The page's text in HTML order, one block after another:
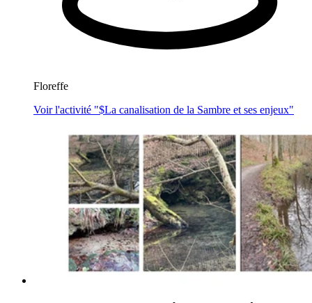
Floreffe
Voir l'activité "$La canalisation de la Sambre et ses enjeux"